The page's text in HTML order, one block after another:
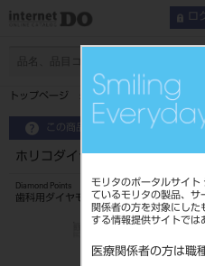
モリタのポータルサイト
ているモリタの製品、
関係者の方を対象にした
する情報提供サイトでは
医療関係者の方は職
ロ
トップページ ホリコダイヤモンド
この商品に関するお問い合わせ
ホリコダイヤモンドポイント
Diamond Points
歯科用ダイヤモンドバー